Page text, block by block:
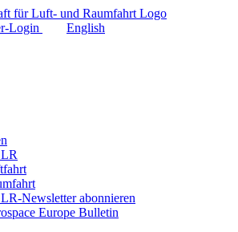
Login English
Newsletter abonnieren
Europe Bulletin